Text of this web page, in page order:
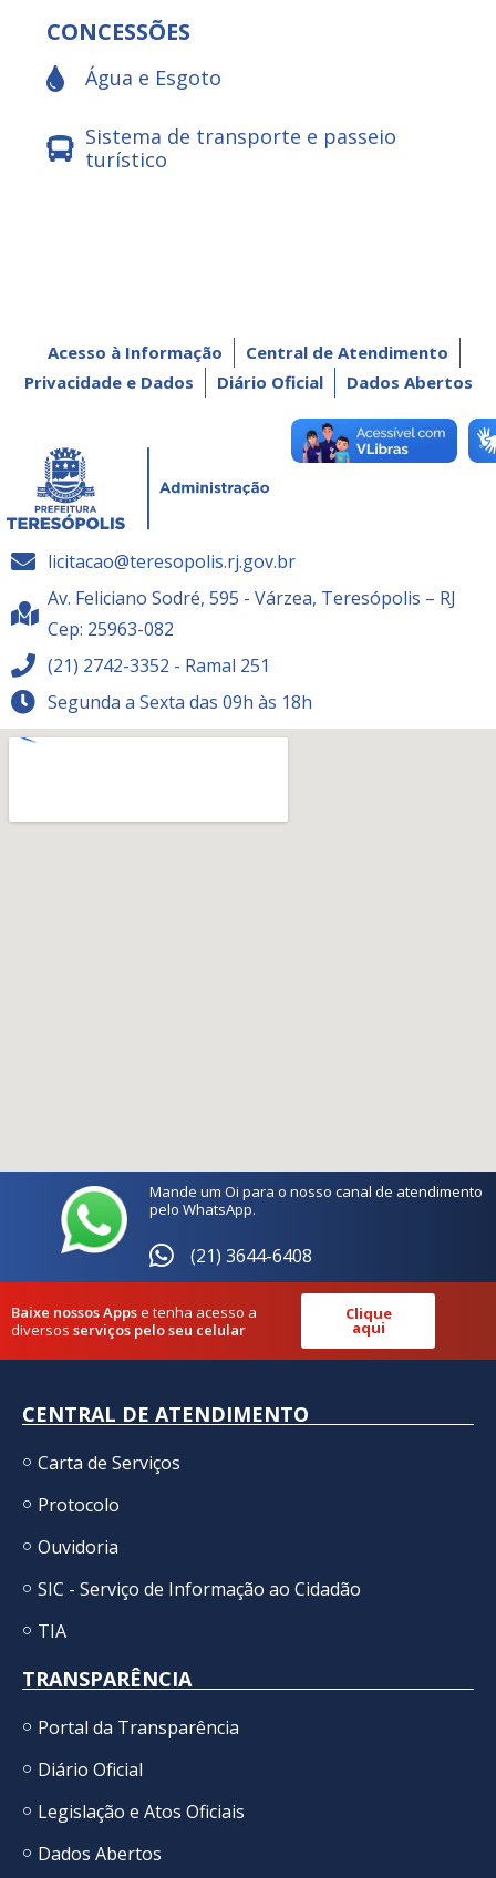
CONCESSÕES
Água e Esgoto
Sistema de transporte e passeio
turístico
Acesso à Informação
Central de Atendimento
Privacidade e Dados
Diário Oficial Dados Abertos
licitacao@teresopolis.rj.gov.br
Av. Feliciano Sodré, 595 - Várzea, Teresópolis – RJ
Cep: 25963-082
(21) 2742-3352 - Ramal 251
Segunda a Sexta das 09h às 18h
Mande um Oi para o nosso canal de atendimento
pelo WhatsApp.
(21) 3644-6408
Baixe nossos Appse tenha acesso a
diversos serviços pelo seu celular
Clique
aqui
CENTRAL DE ATENDIMENTO
Carta de Serviços
Protocolo
Ouvidoria
SIC - Serviço de Informação ao Cidadão
TIA
TRANSPARÊNCIA
Portal da Transparência
Diário Oficial
Legislação e Atos Oficiais
Dados Abertos